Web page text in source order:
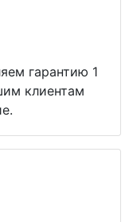
гарантию 1
клиентам